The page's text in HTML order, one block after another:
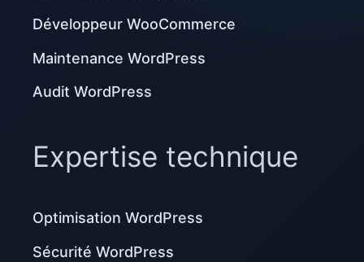
Développeur WooCommerce
Maintenance WordPress
Audit WordPress
Expertise technique
Optimisation WordPress
Sécurité WordPress